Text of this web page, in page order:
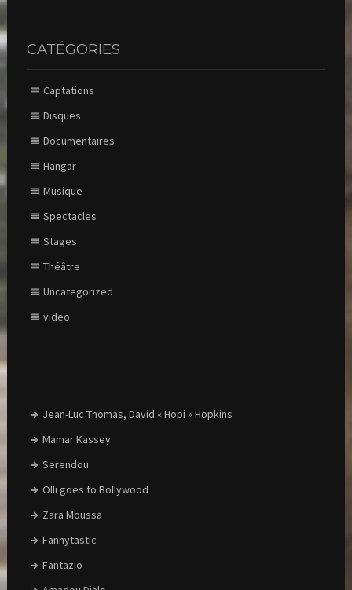
CATÉGORIES
Captations
Disques
Documentaires
Hangar
Musique
Spectacles
Stages
Théâtre
Uncategorized
video
Jean-Luc Thomas, David « Hopi » Hopkins
Mamar Kassey
Serendou
Olli goes to Bollywood
Zara Moussa
Fannytastic
Fantazio